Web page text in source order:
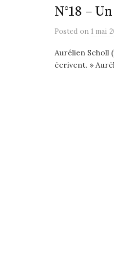
N°18 –
Posted on 1 mai
Aurélien Scholl
écrivent. »